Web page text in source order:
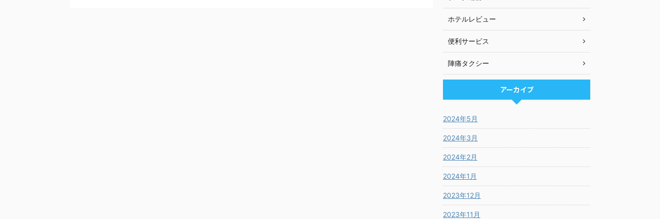
ホテルレビュー
便利サービス
陣痛タクシー
アーカイブ
2024年5月
2024年3月
2024年2月
2024年1月
2023年12月
2023年11月